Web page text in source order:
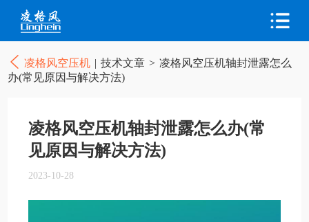
凌格风空压机 | 技术文章 > 凌格风空压机轴封泄露怎么
办(常见原因与解决方法)
凌格风空压机轴封泄露怎么办(常
见原因与解决方法)
2023-10-28